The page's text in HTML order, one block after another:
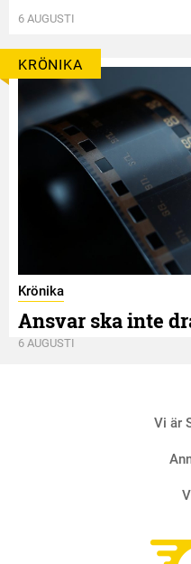
6 AUGUSTI
KRÖNIKA
Krönika
Ansvar ska inte
6 AUGUSTI
Vi är